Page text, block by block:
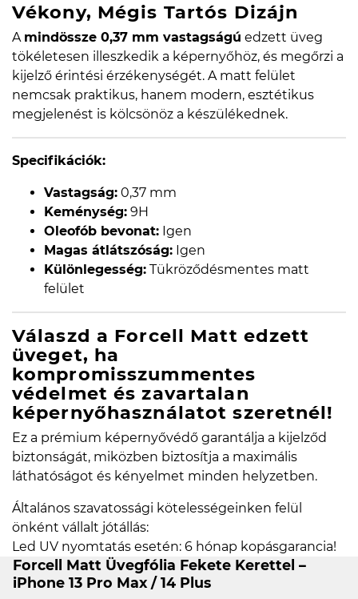
Vékony, Mégis Tartós Dizájn
A mindössze 0,37 mm vastagságú edzett üveg
tökéletesen illeszkedik a képernyőhöz, és megőrzi a
kijelző érintési érzékenységét. A matt felület
nemcsak praktikus, hanem modern, esztétikus
megjelenést is kölcsönöz a készülékednek.
Specifikációk:
Vastagság: 0,37 mm
Keménység: 9H
Oleofób bevonat: Igen
Magas átlátszóság: Igen
Különlegesség: Tükröződésmentes matt
felület
Válaszd a Forcell Matt edzett
üveget, ha
kompromisszummentes
védelmet és zavartalan
képernyőhasználatot szeretnél!
Ez a prémium képernyővédő garantálja a kijelződ
biztonságát, miközben biztosítja a maximális
láthatóságot és kényelmet minden helyzetben.
Általános szavatossági kötelességeinken felül
önként vállalt jótállás:
Led UV nyomtatás esetén: 6 hónap kopásgarancia!
Forcell Matt Üvegfólia Fekete Kerettel –
iPhone 13 Pro Max / 14 Plus